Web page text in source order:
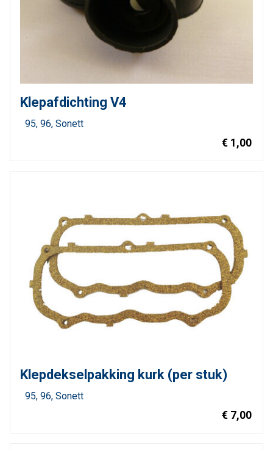
Klepafdichting V4
95 96 Sonett
€ 1,00
Klepdekselpakking kurk (per stuk)
95 96 Sonett
€ 7,00